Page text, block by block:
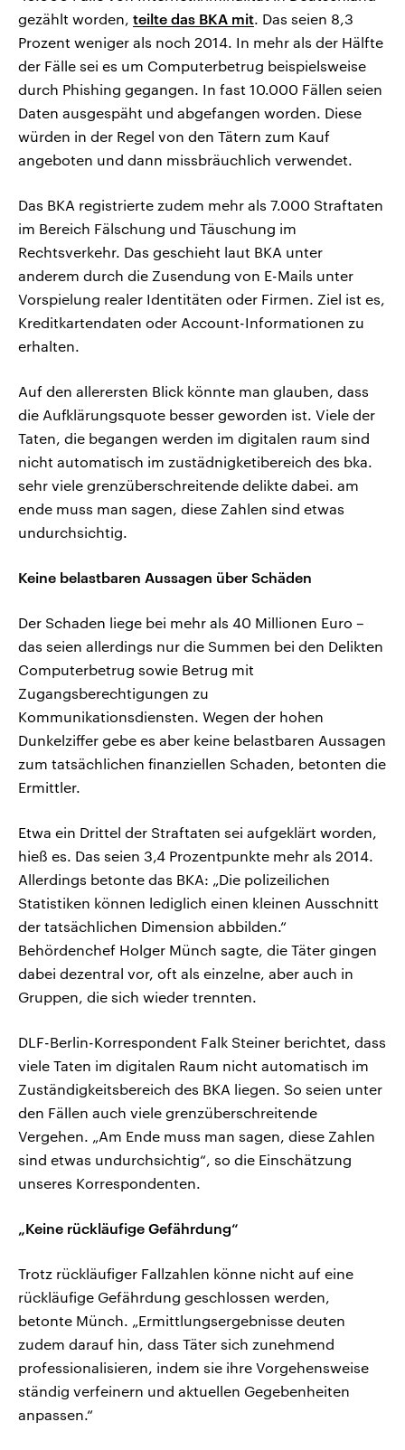
gezählt worden, teilte das BKA mit. Das seien 8,3
Prozent weniger als noch 2014. In mehr als der Hälfte
der Fälle sei es um Computerbetrug beispielsweise
durch Phishing gegangen. In fast 10.000 Fällen seien
Daten ausgespäht und abgefangen worden. Diese
würden in der Regel von den Tätern zum Kauf
angeboten und dann missbräuchlich verwendet.
Das BKA registrierte zudem mehr als 7.000 Straftaten
im Bereich Fälschung und Täuschung im
Rechtsverkehr. Das geschieht laut BKA unter
anderem durch die Zusendung von E-Mails unter
Vorspielung realer Identitäten oder Firmen. Ziel ist es,
Kreditkartendaten oder Account-Informationen zu
erhalten.
Auf den allerersten Blick könnte man glauben, dass
die Aufklärungsquote besser geworden ist. Viele der
Taten, die begangen werden im digitalen raum sind
nicht automatisch im zustädnigketibereich des bka.
sehr viele grenzüberschreitende delikte dabei. am
ende muss man sagen, diese Zahlen sind etwas
undurchsichtig.
Keine belastbaren Aussagen über Schäden
Der Schaden liege bei mehr als 40 Millionen Euro –
das seien allerdings nur die Summen bei den Delikten
Computerbetrug sowie Betrug mit
Zugangsberechtigungen zu
Kommunikationsdiensten. Wegen der hohen
Dunkelziffer gebe es aber keine belastbaren Aussagen
zum tatsächlichen finanziellen Schaden, betonten die
Ermittler.
Etwa ein Drittel der Straftaten sei aufgeklärt worden,
hieß es. Das seien 3,4 Prozentpunkte mehr als 2014.
Allerdings betonte das BKA: „Die polizeilichen
Statistiken können lediglich einen kleinen Ausschnitt
der tatsächlichen Dimension abbilden.“
Behördenchef Holger Münch sagte, die Täter gingen
dabei dezentral vor, oft als einzelne, aber auch in
Gruppen, die sich wieder trennten.
DLF-Berlin-Korrespondent Falk Steiner berichtet, dass
viele Taten im digitalen Raum nicht automatisch im
Zuständigkeitsbereich des BKA liegen. So seien unter
den Fällen auch viele grenzüberschreitende
Vergehen. „Am Ende muss man sagen, diese Zahlen
sind etwas undurchsichtig“, so die Einschätzung
unseres Korrespondenten.
„Keine rückläufige Gefährdung“
Trotz rückläufiger Fallzahlen könne nicht auf eine
rückläufige Gefährdung geschlossen werden,
betonte Münch. „Ermittlungsergebnisse deuten
zudem darauf hin, dass Täter sich zunehmend
professionalisieren, indem sie ihre Vorgehensweise
ständig verfeinern und aktuellen Gegebenheiten
anpassen.“